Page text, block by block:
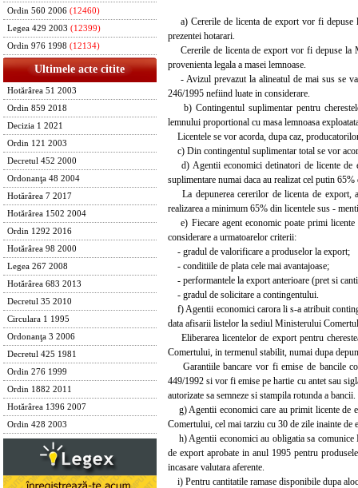
Ordin 560 2006 (12460)
Legea 429 2003 (12399)
Ordin 976 1998 (12134)
Ultimele acte citite
Hotărârea 51 2003
Ordin 859 2018
Decizia 1 2021
Ordin 121 2003
Decretul 452 2000
Ordonanţa 48 2004
Hotărârea 7 2017
Hotărârea 1502 2004
Ordin 1292 2016
Hotărârea 98 2000
Legea 267 2008
Hotărârea 683 2013
Decretul 35 2010
Circulara 1 1995
Ordonanţa 3 2006
Decretul 425 1981
Ordin 276 1999
Ordin 1882 2011
Hotărârea 1396 2007
Ordin 428 2003
a) Cererile de licenta de export vor fi depuse
prezentei hotarari.
Cererile de licenta de export vor fi depuse la
provenienta legala a masei lemnoase.
- Avizul prevazut la alineatul de mai sus se
246/1995 nefiind luate in considerare.
b) Contingentul suplimentar pentru
lemnului proportional cu masa lemnoasa
Licentele se vor acorda, dupa caz,
c) Din contingentul suplimentar total se vor
d) Agentii economici detinatori de licente de
suplimentare numai daca au realizat cel putin 65%
La depunerea cererilor de licenta de export,
realizarea a minimum 65% din licentele sus -
e) Fiecare agent economic poate primi
considerare a urmatoarelor criterii:
- gradul de valorificare a produselor la export;
- conditiile de plata cele mai avantajoase;
- performantele la export anterioare (pret si
- gradul de solicitare a contingentului.
f) Agentii economici carora li s-a atribuit
data afisarii listelor la sediul Ministerului
Eliberarea licentelor de export pentru
Comertului, in termenul stabilit, numai dupa
Garantiile bancare vor fi emise de bancile
449/1992 si vor fi emise pe hartie cu antet sau
autorizate sa semneze si stampila rotunda a bancii.
g) Agentii economici care au primit licente de
Comertului, cel mai tarziu cu 30 de zile inainte de
h) Agentii economici au obligatia sa comunice
de export aprobate in anul 1995 pentru
incasare valutara aferente.
i) Pentru cantitatile ramase disponibile dupa